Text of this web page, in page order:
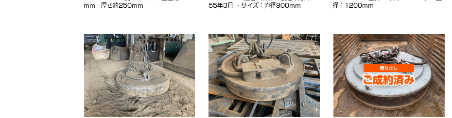
ｍｍ 厚さ約250ｍｍ
55年3月 ・サイズ：直径900ｍｍ
径：1200ｍｍ